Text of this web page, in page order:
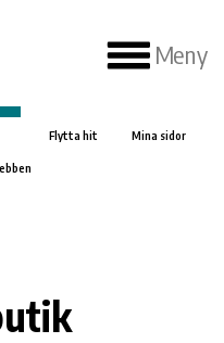
Meny
Flytta hit Mina sidor